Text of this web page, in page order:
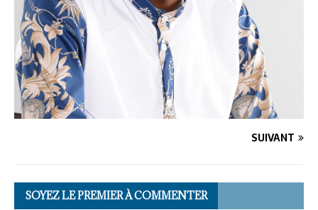
SUIVANT
SOYEZ LE PREMIER À COMMENTER